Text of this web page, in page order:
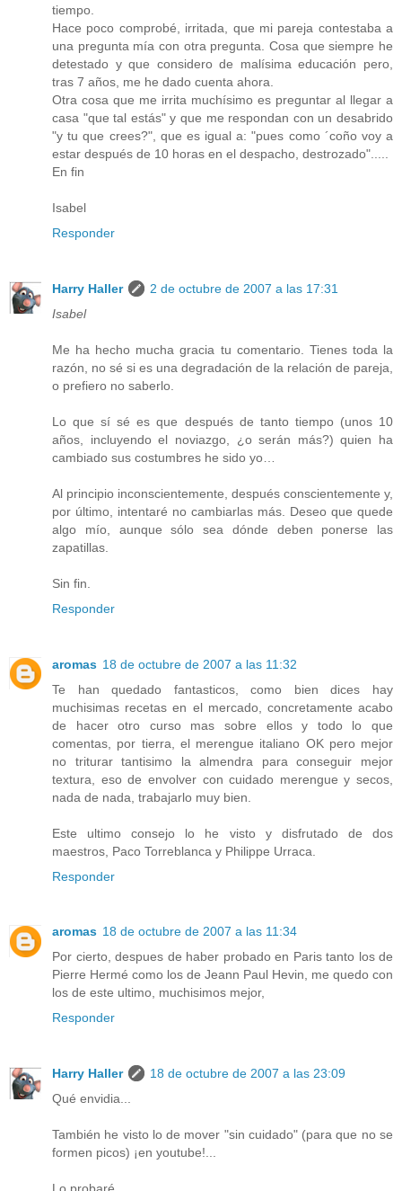
tiempo.
Hace poco comprobé, irritada, que mi pareja contestaba a
una pregunta mía con otra pregunta. Cosa que siempre he
detestado y que considero de malísima educación pero,
tras 7 años, me he dado cuenta ahora.
Otra cosa que me irrita muchísimo es preguntar al llegar a
casa "que tal estás" y que me respondan con un desabrido
"y tu que crees?", que es igual a: "pues como ´coño voy a
estar después de 10 horas en el despacho, destrozado".....
En fin
Isabel
Responder
Harry Haller
2 de octubre de 2007 a las 17:31
Isabel
Me ha hecho mucha gracia tu comentario. Tienes toda la
razón, no sé si es una degradación de la relación de pareja,
o prefiero no saberlo.
Lo que sí sé es que después de tanto tiempo (unos 10
años, incluyendo el noviazgo, ¿o serán más?) quien ha
cambiado sus costumbres he sido yo…
Al principio inconscientemente, después conscientemente y,
por último, intentaré no cambiarlas más. Deseo que quede
algo mío, aunque sólo sea dónde deben ponerse las
zapatillas.
Sin fin.
Responder
aromas 18 de octubre de 2007 a las 11:32
Te han quedado fantasticos, como bien dices hay
muchisimas recetas en el mercado, concretamente acabo
de hacer otro curso mas sobre ellos y todo lo que
comentas, por tierra, el merengue italiano OK pero mejor
no triturar tantisimo la almendra para conseguir mejor
textura, eso de envolver con cuidado merengue y secos,
nada de nada, trabajarlo muy bien.
Este ultimo consejo lo he visto y disfrutado de dos
maestros, Paco Torreblanca y Philippe Urraca.
Responder
aromas 18 de octubre de 2007 a las 11:34
Por cierto, despues de haber probado en Paris tanto los de
Pierre Hermé como los de Jeann Paul Hevin, me quedo con
los de este ultimo, muchisimos mejor,
Responder
Harry Haller
18 de octubre de 2007 a las 23:09
Qué envidia...
También he visto lo de mover "sin cuidado" (para que no se
formen picos) ¡en youtube!...